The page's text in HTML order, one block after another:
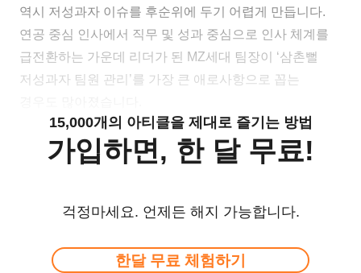
역시 저성과자 이슈를 후순위에 두기 어렵게 만듭니다.
연공 중심 인사에서 직무 및 성과 중심으로 인사 체계를
급전환하는 가운데 리더가 된 MZ세대 팀장이 ‘삼촌뻘
저성과자 팀원 관리’를 가장 큰 애로사항으로 꼽는
15,000개의 아티클을 제대로 즐기는 방법
가입하면, 한 달 무료!
걱정마세요. 언제든 해지 가능합니다.
한달 무료 체험하기